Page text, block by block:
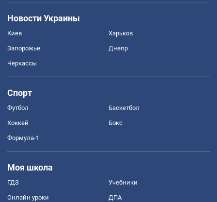
Новости Украины
Киев Харьков
Запорожье Днепр
Черкассы
Спорт
Футбол Баскетбол
Хоккей Бокс
Формула-1
Моя школа
ГДЗ Учебники
Онлайн уроки ДПА